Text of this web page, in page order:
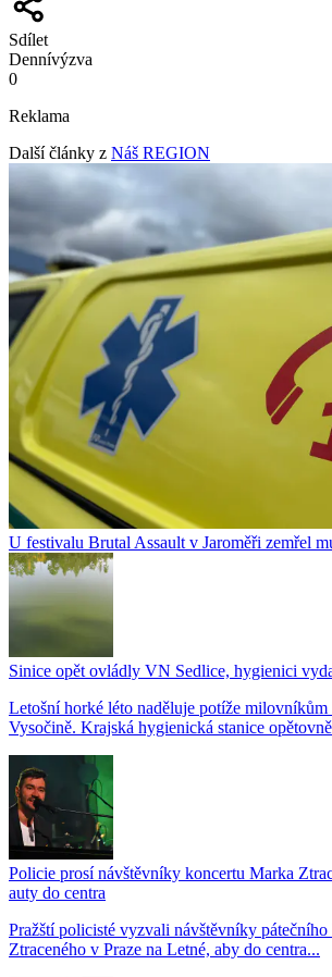
Sdílet
Dennívýzva
0
Reklama
Další články z Náš REGION
U festivalu Brutal Assault v Jaroměři zemřel
Sinice opět ovládly VN Sedlice, hygienici
Letošní horké léto naděluje potíže milovníkům
Vysočině. Krajská hygienická stanice
Policie prosí návštěvníky koncertu Marka
auty do centra
Pražští policisté vyzvali návštěvníky
Ztraceného v Praze na Letné, aby do centra...